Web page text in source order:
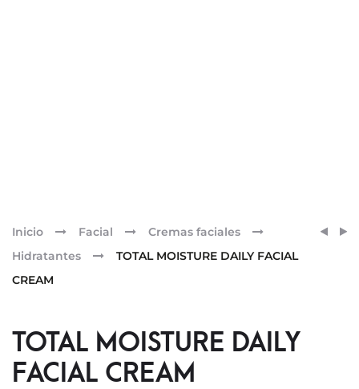
Inicio Facial
Cremas faciales
Hidratantes
TOTAL MOISTURE DAILY FACIAL
CREAM
TOTAL MOISTURE DAILY
FACIAL CREAM